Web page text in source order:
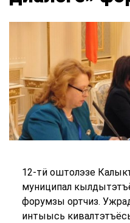
12-тӥ оштолэзе
муниципал
форумзы ортчиз.
интыысь